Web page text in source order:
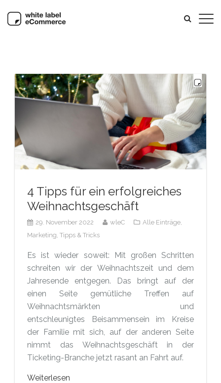
4 Tipps für ein erfolgreiches
Weihnachtsgeschäft
29. November 2022 wleC
Alle Einträge,
Marketing, Tipps & Tricks
Es ist wieder soweit: Mit großen Schritten
schreiten wir der Weihnachtszeit und dem
Jahresende entgegen. Das bringt auf der
einen Seite gemütliche Treffen auf
Weihnachtsmärkten und
entschleunigtes Beisammensein im Kreise
der Familie mit sich, auf der anderen Seite
nimmt das Weihnachtsgeschäft in der
Ticketing-Branche jetzt rasant an Fahrt auf.
Weiterlesen